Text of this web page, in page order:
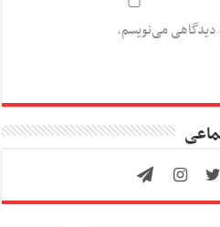
دیدگاهی می‌نویسم.